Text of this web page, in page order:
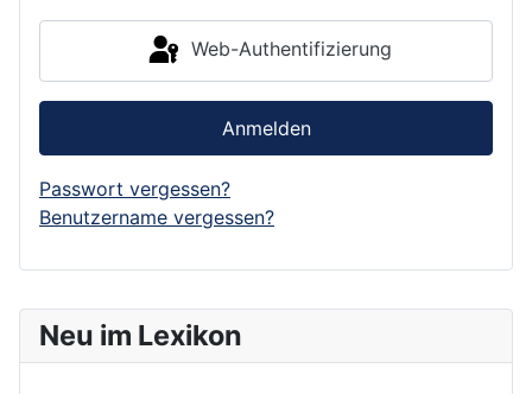
Neu im Lexikon
Web-Authentifizierung
Anmelden
Passwort vergessen?
Benutzername vergessen?